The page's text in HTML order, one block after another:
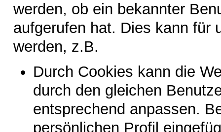
werden, ob ein bekannter
aufgerufen hat. Dies kann für
werden, z.B.
Durch Cookies kann die
durch den gleichen
entsprechend anpassen.
persönlichen Profil